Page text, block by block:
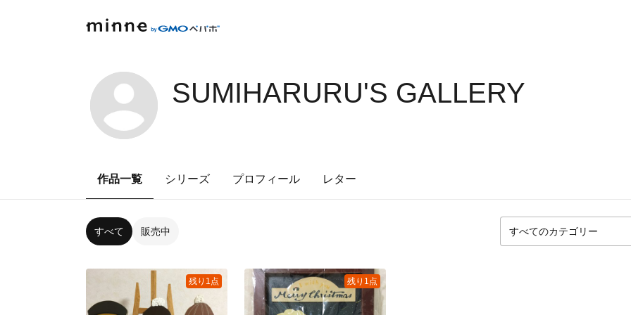
SUMIHARURU'S GALLERY
作品一覧 シリーズ プロフィール レター
すべて 販売中
残り1点 残り1点